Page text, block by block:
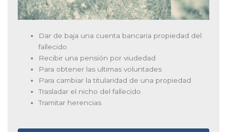
Dar de baja una cuenta bancaria propiedad del
fallecido
Recibir una pensión por viudedad
Para obtener las ultimas voluntades
Para cambiar la titularidad de una propiedad
Trasladar el nicho del fallecido
Tramitar herencias